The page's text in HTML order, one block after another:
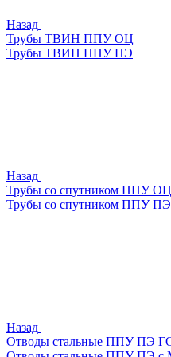
Назад
Трубы ТВИН ППУ ОЦ
Трубы ТВИН ППУ ПЭ
Назад
Трубы со спутником ППУ ОЦ
Трубы со спутником ППУ ПЭ
Назад
Отводы стальные ППУ ПЭ